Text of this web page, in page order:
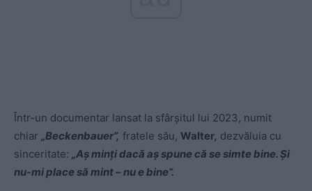
Într-un documentar lansat la sfârșitul lui 2023, numit
chiar „Beckenbauer”, fratele său, Walter, dezvăluia cu
sinceritate: „Aș minți dacă aș spune că se simte bine. Și
nu-mi place să mint – nu e bine”.